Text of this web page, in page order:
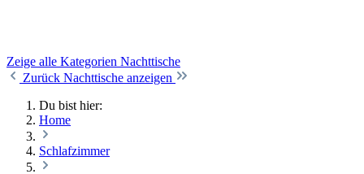
Zeige alle Kategorien Nachttische
Zurück Nachttische anzeigen
Du bist hier:
Home
Schlafzimmer